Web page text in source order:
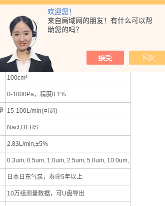
欢迎您！
来自局域网的朋友！有什么可以帮
助您的吗？
台
0.1%-99.99%@≥0.3μm
100cm²
0-1000Pa，精度0.1%
15-100L/min(可调)
Nacl,DEHS
2.83L/min,±5%
0.3um, 0.5um, 1.0um, 2.5um, 5.0um, 10.0um,
日本日东气泵，寿命5年以上
10万组测量数据，可U盘导出